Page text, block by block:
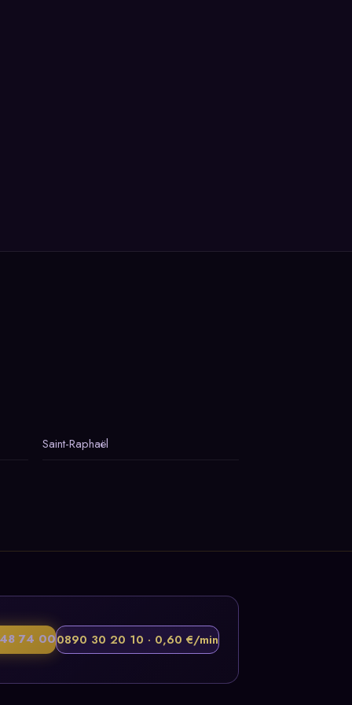
Saint-Raphaël
74 000890 30 20 10 · 0,60 €/min